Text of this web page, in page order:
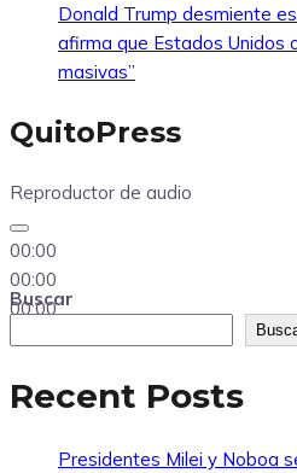
Donald Trump desmiente
afirma que Estados Unidos
masivas”
QuitoPress
Reproductor de audio
00:00
00:00
00:00
Buscar
Recent Posts
Presidentes Milei y Noboa